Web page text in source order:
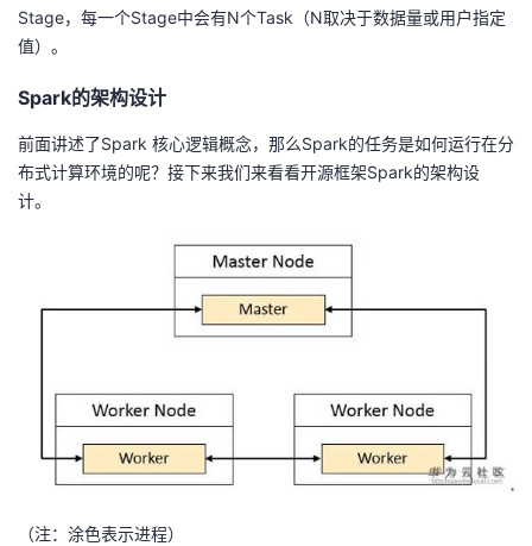
Stage，每一个Stage中会有N个Task（N取决于数据量或用户指定
值）。
Spark的架构设计
前面讲述了Spark 核心逻辑概念，那么Spark的任务是如何运行在分
布式计算环境的呢？接下来我们来看看开源框架Spark的架构设
计。
（注：涂色表示进程）